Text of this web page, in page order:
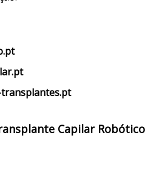
Capilar Robótico